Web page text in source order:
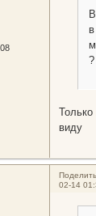
?
виду
02-14